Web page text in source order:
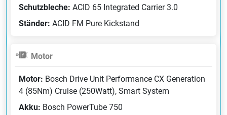
Schutzbleche: ACID 65 Integrated Carrier 3.0
Ständer: ACID FM Pure Kickstand
Motor
Motor: Bosch Drive Unit Performance CX Generation
4 (85Nm) Cruise (250Watt), Smart System
Akku: Bosch PowerTube 750